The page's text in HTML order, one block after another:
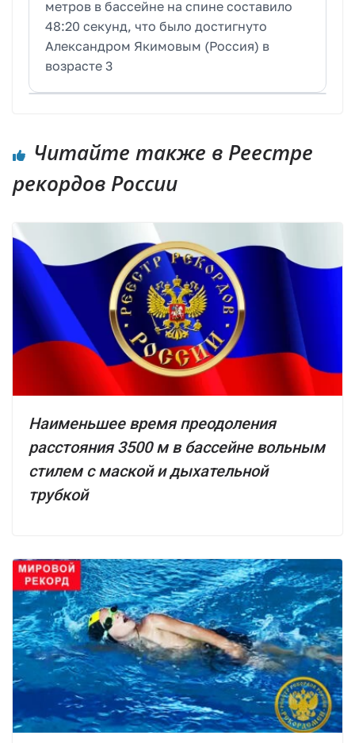
метров в бассейне на спине составило
48:20 секунд, что было достигнуто
Александром Якимовым (Россия) в
возрасте 3
Читайте также в Реестре
рекордов России
Наименьшее время преодоления
расстояния 3500 м в бассейне вольным
стилем с маской и дыхательной
трубкой